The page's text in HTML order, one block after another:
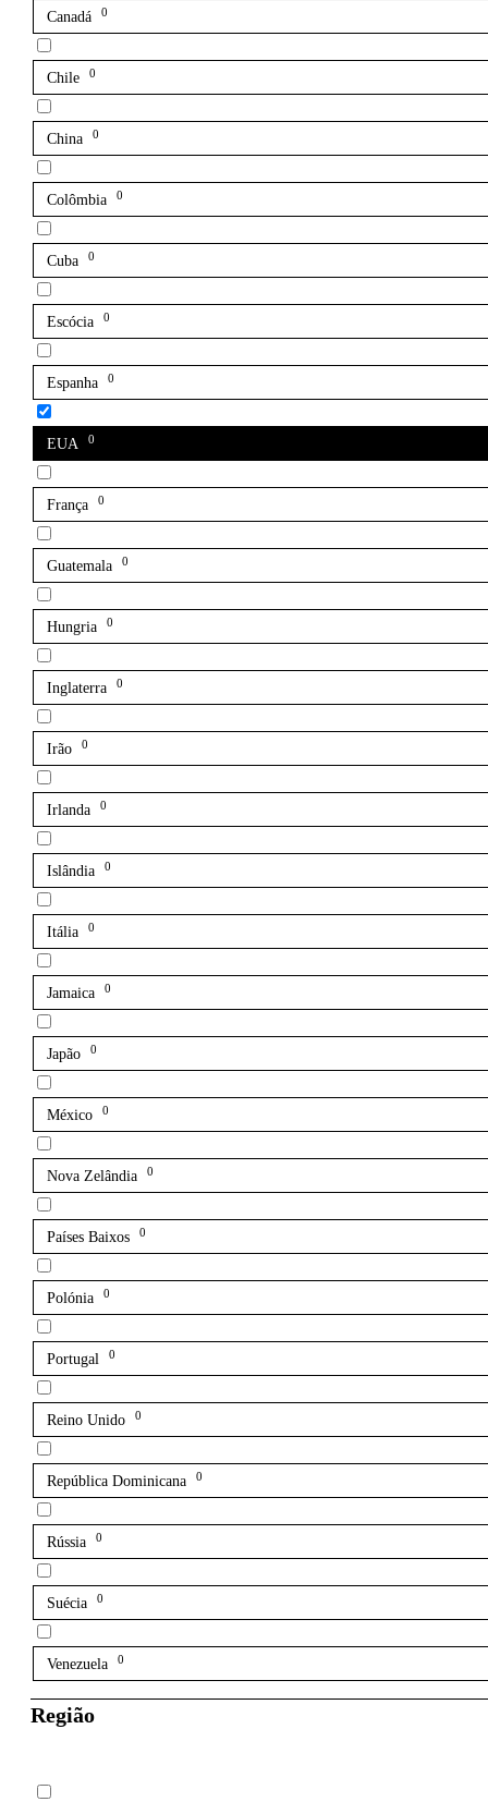
Canadá 0
Chile 0
China 0
Colômbia 0
Cuba 0
Escócia 0
Espanha 0
EUA 0
França 0
Guatemala 0
Hungria 0
Inglaterra 0
Irão 0
Irlanda 0
Islândia 0
Itália 0
Jamaica 0
Japão 0
México 0
Nova Zelândia 0
Países Baixos 0
Polónia 0
Portugal 0
Reino Unido 0
República Dominicana 0
Rússia 0
Suécia 0
Venezuela 0
Região